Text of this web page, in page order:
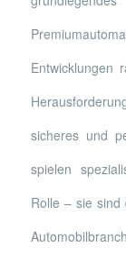
Entwicklungen
sicheres und
spielen
Rolle – sie sind